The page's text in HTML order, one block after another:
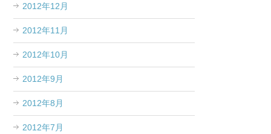
2012年12月
2012年11月
2012年10月
2012年9月
2012年8月
2012年7月